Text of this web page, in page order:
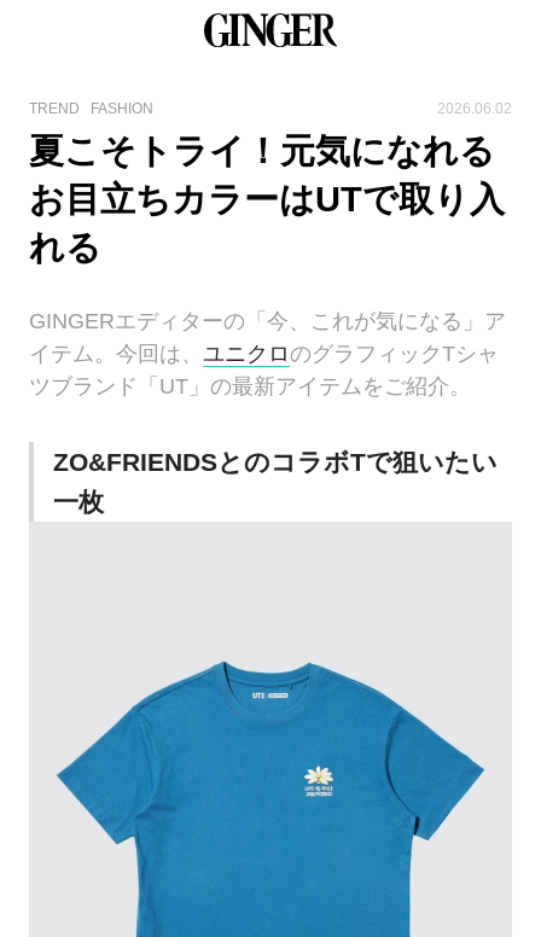
TREND FASHION 2026.06.02
夏こそトライ！元気になれる
お目立ちカラーはUTで取り入
れる
GINGERエディターの「今、これが気になる」ア
イテム。今回は、ユニクロのグラフィックTシャ
ツブランド「UT」の最新アイテムをご紹介。
ZO&FRIENDSとのコラボTで狙いたい
一枚